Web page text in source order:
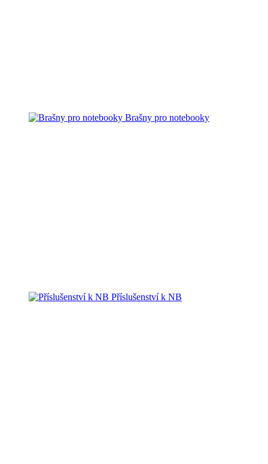
Brašny pro notebooky
Příslušenství k NB